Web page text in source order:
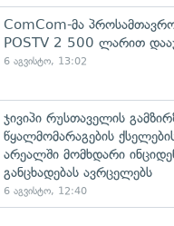
ComCom-მა
POSTV 2 500 ლარით
6 აგვისტო, 13:02
ჯივიპი რუსთაველის
წყალმომარაგების
არეალში მომხდარი
განცხადებას ავრცელებს
6 აგვისტო, 12:40